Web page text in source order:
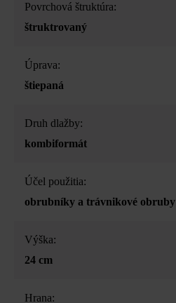
Povrchová štruktúra:
štruktrovaný
Úprava:
štiepaná
Druh dlažby:
kombiformát
Účel použitia:
obrubníky a trávnikové obruby
Výška:
24 cm
Hrana: